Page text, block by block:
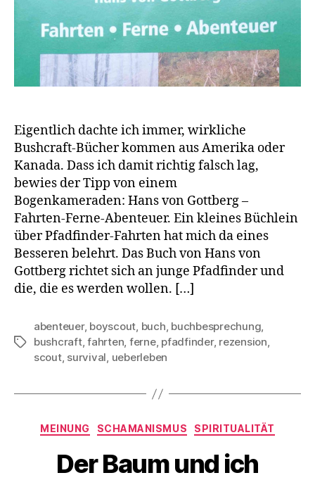
Eigentlich dachte ich immer, wirkliche
Bushcraft-Bücher kommen aus Amerika oder
Kanada. Dass ich damit richtig falsch lag,
bewies der Tipp von einem
Bogenkameraden: Hans von Gottberg –
Fahrten-Ferne-Abenteuer. Ein kleines Büchlein
über Pfadfinder-Fahrten hat mich da eines
Besseren belehrt. Das Buch von Hans von
Gottberg richtet sich an junge Pfadfinder und
die, die es werden wollen. […]
Schlagwörter
abenteuer, boyscout, buch, buchbesprechung,
bushcraft,fahrten, ferne, pfadfinder, rezension,
scout, survival, ueberleben
Kategorien
MEINUNG SCHAMANISMUS SPIRITUALITÄT
Der Baum und ich